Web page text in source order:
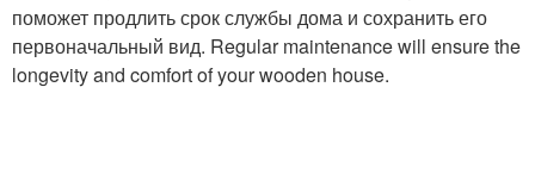
поможет продлить срок службы дома и сохранить его
первоначальный вид. Regular maintenance will ensure the
longevity and comfort of your wooden house.